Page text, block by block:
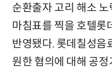
순환출자 고리 해소
마침표를 찍을 호텔롯
반영됐다. 롯데칠성음
원한 혐의에 대해 공